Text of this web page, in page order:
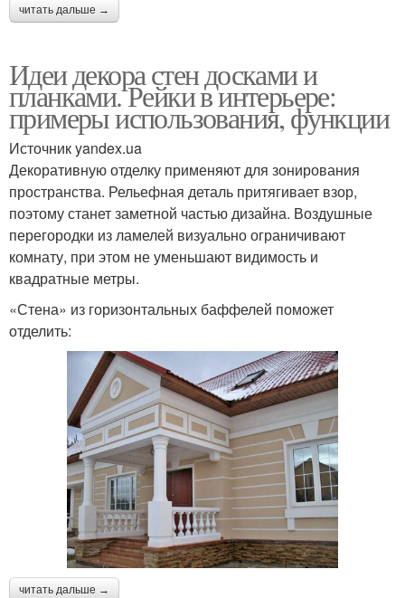
читать дальше →
Идеи декора стен досками и
планками. Рейки в интерьере:
примеры использования, функции
Источник yandex.ua
Декоративную отделку применяют для зонирования
пространства. Рельефная деталь притягивает взор,
поэтому станет заметной частью дизайна. Воздушные
перегородки из ламелей визуально ограничивают
комнату, при этом не уменьшают видимость и
квадратные метры.
«Стена» из горизонтальных баффелей поможет
отделить:
читать дальше →